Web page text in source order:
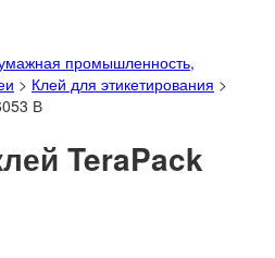
промышленность,
> Клей для этикетирования >
В
TeraPack